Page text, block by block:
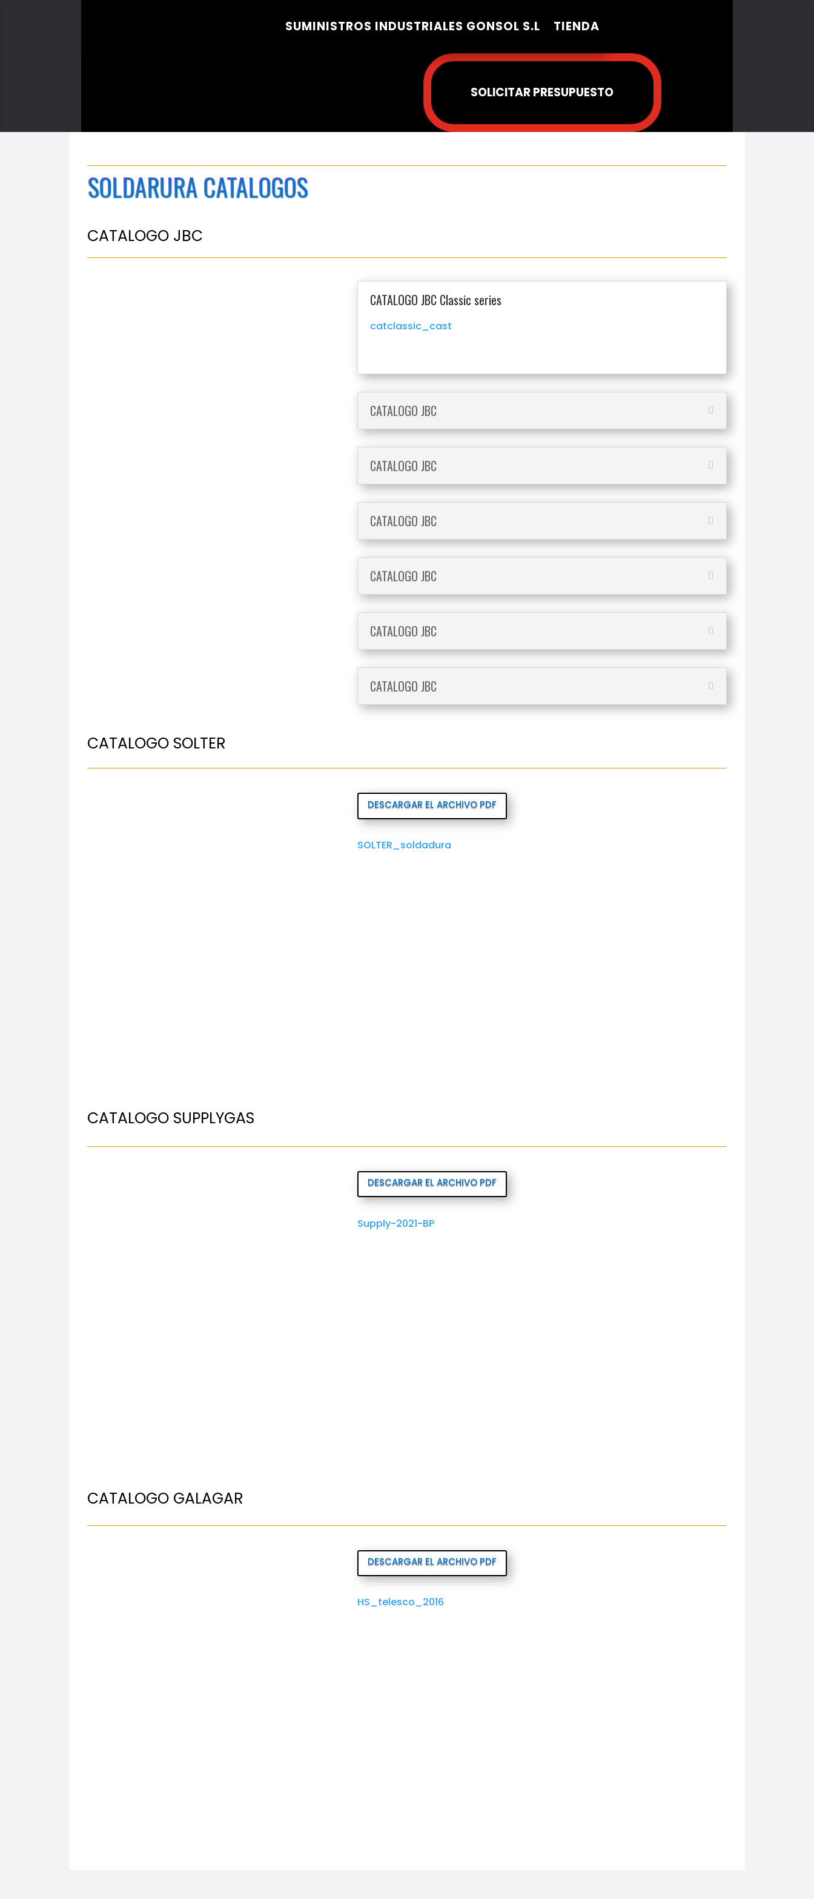
SUMINISTROS INDUSTRIALES GONSOL S.L TIENDA
SOLICITAR PRESUPUESTO
SOLDARURA CATALOGOS
CATALOGO JBC
CATALOGO JBC Classic series
catclassic_cast
CATALOGO JBC
CATALOGO JBC
CATALOGO JBC
CATALOGO JBC
CATALOGO JBC
CATALOGO JBC
CATALOGO SOLTER
DESCARGAR EL ARCHIVO PDF
SOLTER_soldadura
CATALOGO SUPPLYGAS
DESCARGAR EL ARCHIVO PDF
Supply-2021-BP
CATALOGO GALAGAR
DESCARGAR EL ARCHIVO PDF
HS_telesco_2016